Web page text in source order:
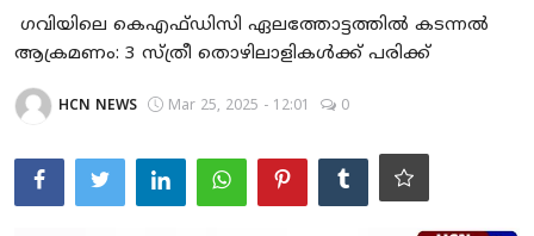
LEAD NEWS
KERALA
IDUKKI
ഗവിയിലെ കെഎഫ്ഡിസി ഏലത്തോട്ടത്തില്‍ കടന്നല്‍
ആക്രമണം: 3 സ്ത്രീ തൊഴിലാളികള്‍ക്ക് പരിക്ക്
HCN NEWS Mar 25, 2025 - 12:01 0